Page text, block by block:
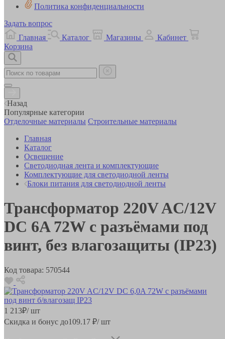
Политика конфиденциальности
Задать вопрос
Главная
Каталог Магазины
Кабинет
Корзина
Назад
Популярные категории
Отделочные материалы Строительные материалы
Главная
Каталог
Освещение
Светодиодная лента и комплектующие
Комплектующие для светодиодной ленты
Блоки питания для светодиодной ленты
Трансформатор 220V AC/12V
DC 6A 72W с разъёмами под
винт, без влагозащиты (IP23)
Код товара: 570544
1 213₽/ шт
Скидка и бонус до109.17 ₽/ шт